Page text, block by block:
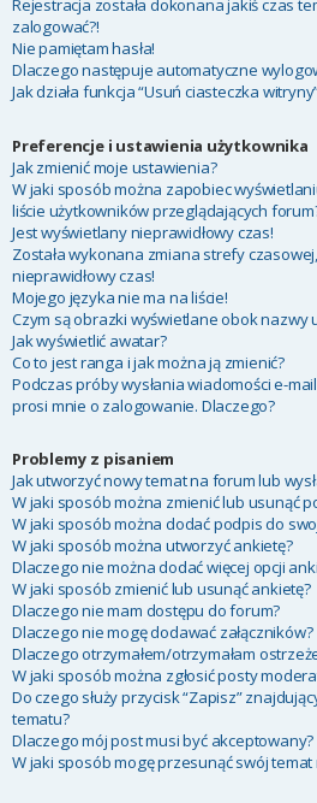
Rejestracja została dokonana jakiś czas
zalogować?!
Nie pamiętam hasła!
Dlaczego następuje automatyczne
Jak działa funkcja “Usuń ciasteczka
Preferencje i ustawienia użytkownika
Jak zmienić moje ustawienia?
W jaki sposób można zapobiec
liście użytkowników przeglądających
Jest wyświetlany nieprawidłowy czas!
Została wykonana zmiana strefy
nieprawidłowy czas!
Mojego języka nie ma na liście!
Czym są obrazki wyświetlane obok nazwy
Jak wyświetlić awatar?
Co to jest ranga i jak można ją zmienić?
Podczas próby wysłania wiadomości e-
prosi mnie o zalogowanie. Dlaczego?
Problemy z pisaniem
Jak utworzyć nowy temat na forum lub
W jaki sposób można zmienić lub usunąć
W jaki sposób można dodać podpis do
W jaki sposób można utworzyć ankietę?
Dlaczego nie można dodać więcej opcji
W jaki sposób zmienić lub usunąć ankietę?
Dlaczego nie mam dostępu do forum?
Dlaczego nie mogę dodawać załączników?
Dlaczego otrzymałem/otrzymałam
W jaki sposób można zgłosić posty
Do czego służy przycisk “Zapisz”
tematu?
Dlaczego mój post musi być akceptowany?
W jaki sposób mogę przesunąć swój